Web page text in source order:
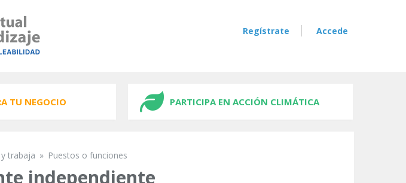
Regístrate Accede
TU NEGOCIO PARTICIPA EN ACCIÓN CLIMÁTICA
usted aquí
trabaja » Puestos o funciones
independiente